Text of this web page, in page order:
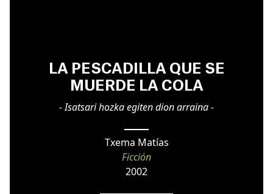
LA PESCADILLA QUE SE
MUERDE LA COLA
- Isatsari hozka egiten dion arraina -
Txema Matías
Ficción
2002